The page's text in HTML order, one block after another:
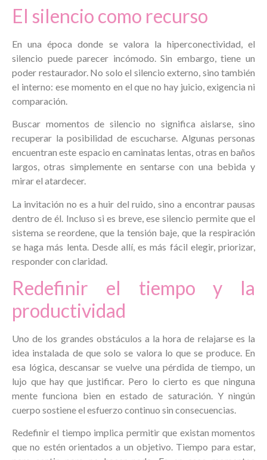
El silencio como recurso
En una época donde se valora la hiperconectividad, el
silencio puede parecer incómodo. Sin embargo, tiene un
poder restaurador. No solo el silencio externo, sino también
el interno: ese momento en el que no hay juicio, exigencia ni
comparación.
Buscar momentos de silencio no significa aislarse, sino
recuperar la posibilidad de escucharse. Algunas personas
encuentran este espacio en caminatas lentas, otras en baños
largos, otras simplemente en sentarse con una bebida y
mirar el atardecer.
La invitación no es a huir del ruido, sino a encontrar pausas
dentro de él. Incluso si es breve, ese silencio permite que el
sistema se reordene, que la tensión baje, que la respiración
se haga más lenta. Desde allí, es más fácil elegir, priorizar,
responder con claridad.
Redefinir el tiempo y la
productividad
Uno de los grandes obstáculos a la hora de relajarse es la
idea instalada de que solo se valora lo que se produce. En
esa lógica, descansar se vuelve una pérdida de tiempo, un
lujo que hay que justificar. Pero lo cierto es que ninguna
mente funciona bien en estado de saturación. Y ningún
cuerpo sostiene el esfuerzo continuo sin consecuencias.
Redefinir el tiempo implica permitir que existan momentos
que no estén orientados a un objetivo. Tiempo para estar,